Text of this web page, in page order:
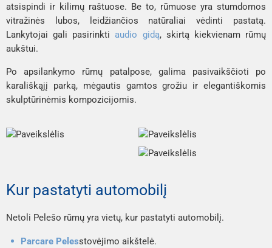
atsispindi ir kilimų raštuose. Be to, rūmuose yra stumdomos
vitražinės lubos, leidžiančios natūraliai vėdinti pastatą.
Lankytojai gali pasirinkti audio gidą, skirtą kiekvienam rūmų
aukštui.
Po apsilankymo rūmų patalpose, galima pasivaikščioti po
karališkąjį parką, mėgautis gamtos grožiu ir elegantiškomis
skulptūrinėmis kompozicijomis.
Kur pastatyti automobilį
Netoli Pelešo rūmų yra vietų, kur pastatyti automobilį.
Parcare Pelesstovėjimo aikštelė.